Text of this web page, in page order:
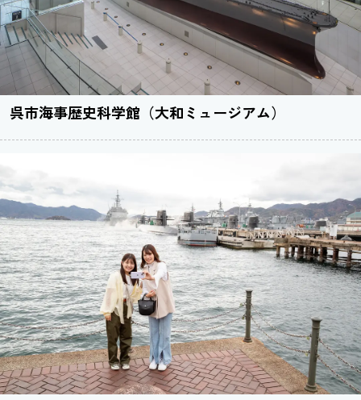
呉市海事歴史科学館（大和ミュージアム）